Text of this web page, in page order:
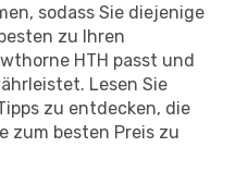
sodass Sie diejenige
zu Ihren
HTH passt und
Lesen Sie
zu entdecken, die
zum besten Preis zu